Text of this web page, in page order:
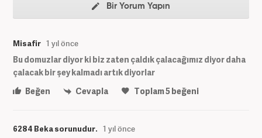
Bir Yorum Yapın
Misafir 1 yıl önce
Bu domuzlar diyor ki biz zaten çaldık çalacağımız diyor daha
çalacak bir şey kalmadı artık diyorlar
Beğen
Cevapla Toplam5beğeni
6284 Beka sorunudur. 1 yıl önce